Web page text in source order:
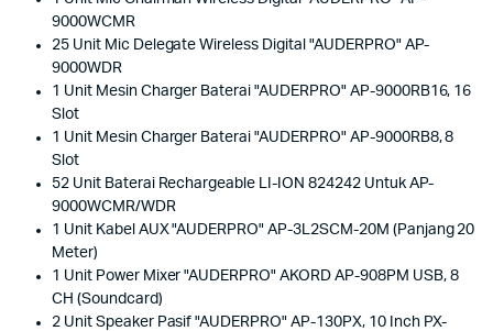
9000WCMR
25 Unit Mic Delegate Wireless Digital "AUDERPRO" AP-
9000WDR
1 Unit Mesin Charger Baterai "AUDERPRO" AP-9000RB16, 16
Slot
1 Unit Mesin Charger Baterai "AUDERPRO" AP-9000RB8, 8
Slot
52 Unit Baterai Rechargeable LI-ION 824242 Untuk AP-
9000WCMR/WDR
1 Unit Kabel AUX "AUDERPRO" AP-3L2SCM-20M (Panjang 20
Meter)
1 Unit Power Mixer "AUDERPRO" AKORD AP-908PM USB, 8
CH (Soundcard)
2 Unit Speaker Pasif "AUDERPRO" AP-130PX, 10 Inch PX-